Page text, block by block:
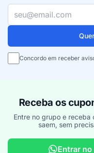
Seu e-mail
Concordo em receber
Receba os
Entre no grupo e receba
saem, sem
Entrar